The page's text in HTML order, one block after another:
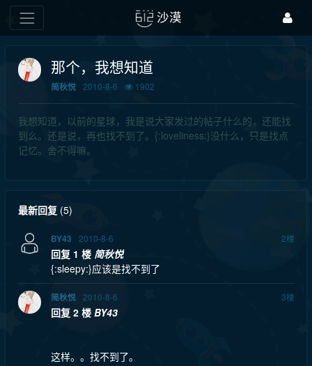
沙漠
那个，我想知道
简秋悦 2010-8-6 1902
我想知道，以前的星球，我是说大家发过的帖子什么的，还能找
到么。还是说，再也找不到了。{:loveliness:}没什么，只是找点
记忆。舍不得嘛。
最新回复(5)
BY43 2010-8-6 2楼
回复 1 楼 简秋悦
{:sleepy:}应该是找不到了
简秋悦 2010-8-6 3楼
回复 2 楼BY43
这样。。找不到了。